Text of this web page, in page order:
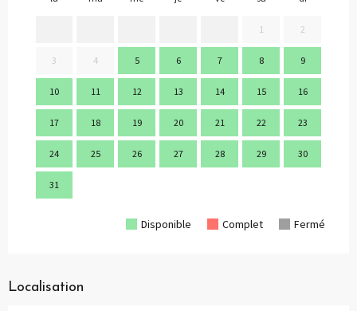
1 2
3 4 5 6 7 8 9
10 11 12 13 14 15 16
17 18 19 20 21 22 23
24 25 26 27 28 29 30
31
Disponible Complet Fermé
Localisation